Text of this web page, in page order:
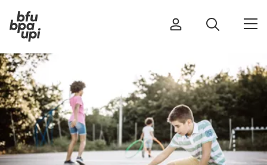
Route et trafic
Sport et activité physique
Maison et jardin
Bâtiments et installations